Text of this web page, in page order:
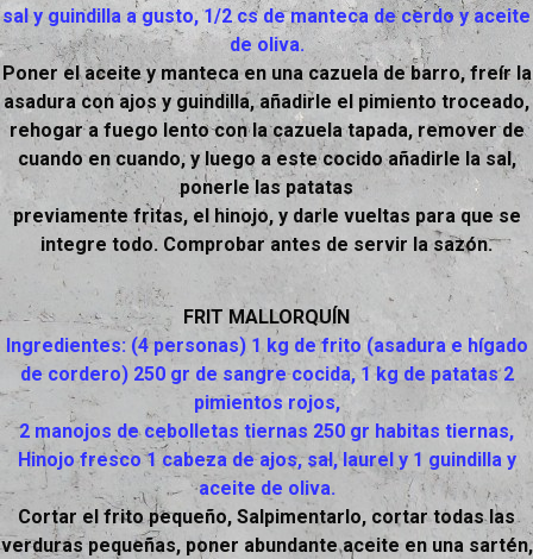
sal y guindilla a gusto, 1/2 cs de manteca de cerdo y aceite
de oliva.
Poner el aceite y manteca en una cazuela de barro, freír la
asadura con ajos y guindilla, añadirle el pimiento troceado,
rehogar a fuego lento con la cazuela tapada, remover de
cuando en cuando, y luego a este cocido añadirle la sal,
ponerle las patatas
previamente fritas, el hinojo, y darle vueltas para que se
integre todo. Comprobar antes de servir la sazón.
FRIT MALLORQUÍN
Ingredientes: (4 personas) 1 kg de frito (asadura e hígado
de cordero) 250 gr de sangre cocida, 1 kg de patatas 2
pimientos rojos,
2 manojos de cebolletas tiernas 250 gr habitas tiernas,
Hinojo fresco 1 cabeza de ajos, sal, laurel y 1 guindilla y
aceite de oliva.
Cortar el frito pequeño, Salpimentarlo, cortar todas las
verduras pequeñas, poner abundante aceite en una sartén,